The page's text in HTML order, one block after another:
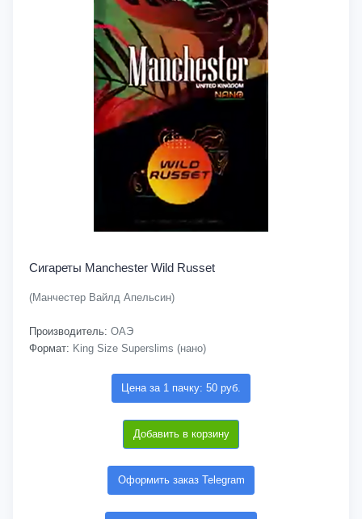
Сигареты Manchester Wild Russet
(Манчестер Вайлд Апельсин)
Производитель: ОАЭ
Формат: King Size Superslims (нано)
Цена за 1 пачку: 50 руб.
Добавить в корзину
Оформить заказ Telegram